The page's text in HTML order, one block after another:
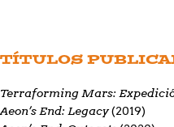
TÍTULOS
Terraforming Mars:
Aeon’s End: Legacy(2019)